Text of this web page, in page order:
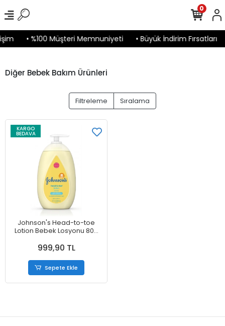
• %100 Müşteri Memnuniyeti • Büyük İndirim Fırsatları
0
Diğer Bebek Bakım Ürünleri
Filtreleme Sıralama
KARGO
BEDAVA
Johnson's Head-to-toe
Lotion Bebek Losyonu 800
999,90 TL
Sepete Ekle